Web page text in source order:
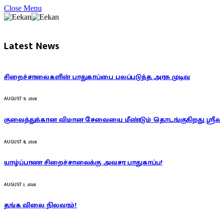
Close Menu
Latest News
சிறைச்சாலைகளின் பாதுகாப்பை பலப்படுத்த அரசு முடிவு
AUGUST 9, 2026
குவைத்துக்கான விமான சேவையை மீண்டும் தொடங்குகிறது
AUGUST 8, 2026
யாழ்ப்பாண சிறைச்சாலைக்கு அவசர பாதுகாப்பு!
AUGUST 7, 2026
தங்க விலை நிலவரம்!